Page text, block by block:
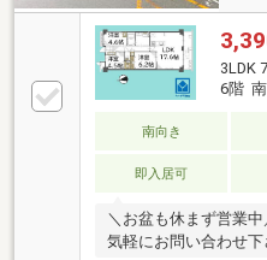
3LDK
6階 南
南向き
即入居可
＼お盆も休まず営業
気軽にお問い合わせ下